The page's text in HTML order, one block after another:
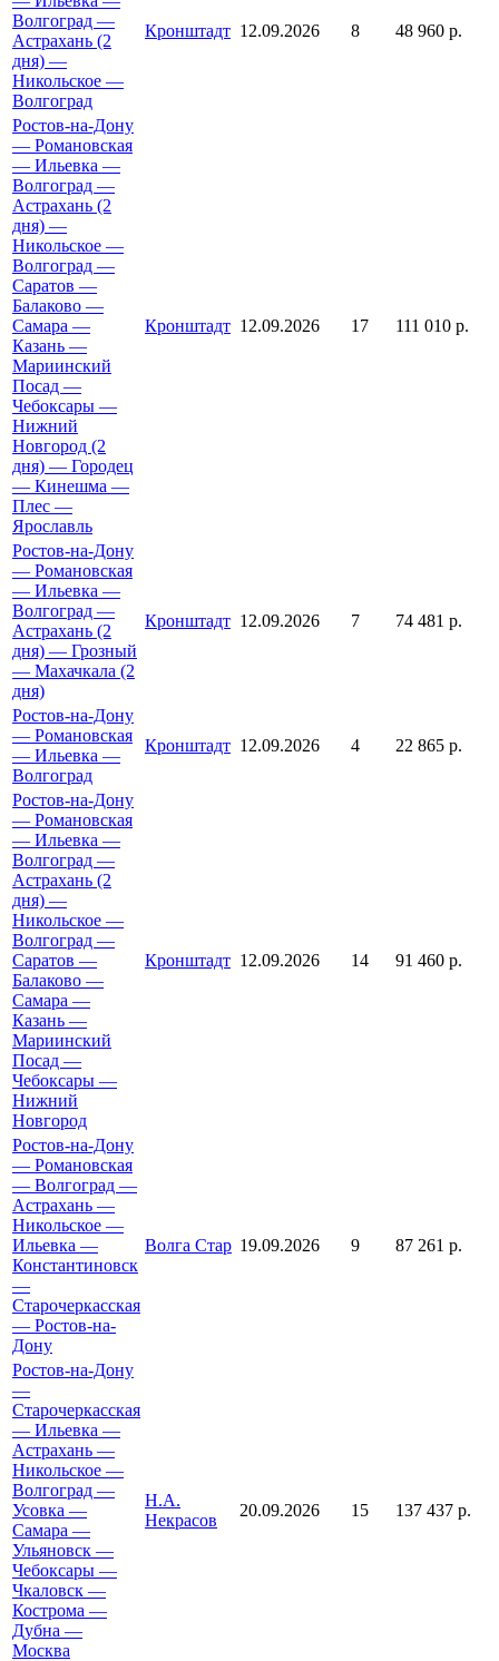
Волгоград —
Астрахань (2
дня) —
Никольское —
Волгоград
Кронштадт 12.09.2026 8 48 960 р.
Ростов-на-Дону
— Романовская
— Ильевка —
Волгоград —
Астрахань (2
дня) —
Никольское —
Волгоград —
Саратов —
Балаково —
Самара —
Казань —
Мариинский
Посад —
Чебоксары —
Нижний
Новгород (2
дня) — Городец
— Кинешма —
Плес —
Ярославль
Кронштадт 12.09.2026 17 111 010 р.
Ростов-на-Дону
— Романовская
— Ильевка —
Волгоград —
Астрахань (2
дня) — Грозный
— Махачкала (2
дня)
Кронштадт 12.09.2026 7 74 481 р.
Ростов-на-Дону
— Романовская
— Ильевка —
Волгоград
Кронштадт 12.09.2026 4 22 865 р.
Ростов-на-Дону
— Романовская
— Ильевка —
Волгоград —
Астрахань (2
дня) —
Никольское —
Волгоград —
Саратов —
Балаково —
Самара —
Казань —
Мариинский
Посад —
Чебоксары —
Нижний
Новгород
Кронштадт 12.09.2026 14 91 460 р.
Ростов-на-Дону
— Романовская
— Волгоград —
Астрахань —
Никольское —
Ильевка —
Константиновск
—
Старочеркасская
— Ростов-на-
Дону
Волга Стар 19.09.2026 9 87 261 р.
Ростов-на-Дону
—
Старочеркасская
— Ильевка —
Астрахань —
Никольское —
Волгоград —
Усовка —
Самара —
Ульяновск —
Чебоксары —
Чкаловск —
Кострома —
Дубна —
Москва
Н.А.
Некрасов
20.09.2026 15 137 437 р.